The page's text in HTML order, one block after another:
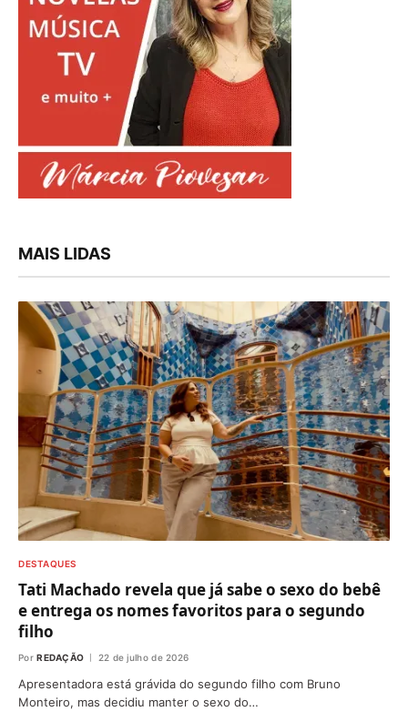
MAIS LIDAS
DESTAQUES
Tati Machado revela que já sabe o sexo do bebê
e entrega os nomes favoritos para o segundo
filho
Por REDAÇÃO 22 de julho de 2026
Apresentadora está grávida do segundo filho com Bruno
Monteiro, mas decidiu manter o sexo do…